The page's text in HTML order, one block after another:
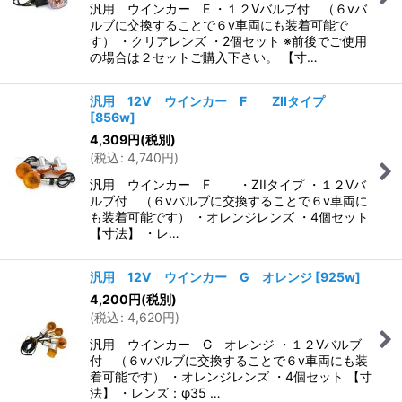
汎用 ウインカー E ・１２Vバルブ付 （６vバ
ルブに交換することで６v車両にも装着可能で
す） ・クリアレンズ ・2個セット ※前後でご使用
の場合は２セットご購入下さい。 【寸…
汎用 12V ウインカー F ZIIタイプ
[856w]
4,309円(税別)
(税込: 4,740円)
汎用 ウインカー F ・ZIIタイプ ・１２Vバ
ルブ付 （６vバルブに交換することで６v車両に
も装着可能です） ・オレンジレンズ ・4個セット
【寸法】 ・レ…
汎用 12V ウインカー G オレンジ [925w]
4,200円(税別)
(税込: 4,620円)
汎用 ウインカー G オレンジ ・１２Vバルブ
付 （６vバルブに交換することで６v車両にも装
着可能です） ・オレンジレンズ ・4個セット 【寸
法】 ・レンズ：φ35 …